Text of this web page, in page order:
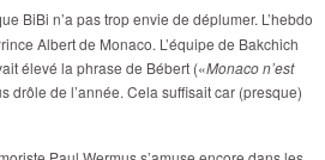
BiBi n’a pas trop envie de déplumer. L’hebdo
Albert de Monaco. L’équipe de Bakchich
élevé la phrase de Bébert («Monaco n’est
drôle de l’année. Cela suffisait car (presque)